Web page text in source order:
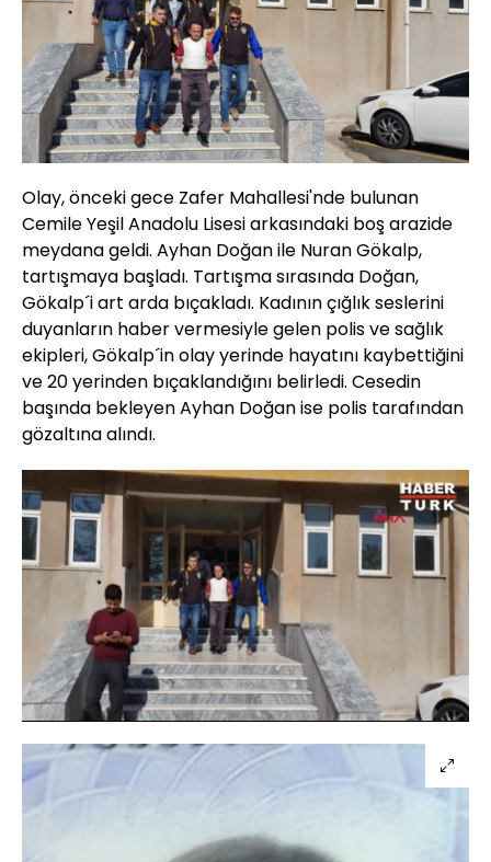
Olay, önceki gece Zafer Mahallesi'nde bulunan
Cemile Yeşil Anadolu Lisesi arkasındaki boş arazide
meydana geldi. Ayhan Doğan ile Nuran Gökalp,
tartışmaya başladı. Tartışma sırasında Doğan,
Gökalp´i art arda bıçakladı. Kadının çığlık seslerini
duyanların haber vermesiyle gelen polis ve sağlık
ekipleri, Gökalp´in olay yerinde hayatını kaybettiğini
ve 20 yerinden bıçaklandığını belirledi. Cesedin
başında bekleyen Ayhan Doğan ise polis tarafından
gözaltına alındı.
Sesi
Aç
Yüklendi
100.00%
Oynatma
Hızı